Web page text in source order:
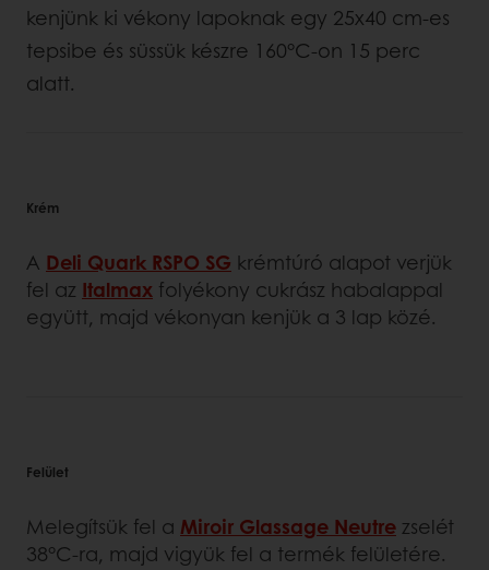
kenjünk ki vékony lapoknak egy 25x40 cm-es
tepsibe és süssük készre 160°C-on 15 perc
alatt.
Krém
A Deli Quark RSPO SG krémtúró alapot verjük
fel az Italmax folyékony cukrász habalappal
együtt, majd vékonyan kenjük a 3 lap közé.
Felület
Melegítsük fel a Miroir Glassage Neutrezselét
38°C-ra, majd vigyük fel a termék felületére.